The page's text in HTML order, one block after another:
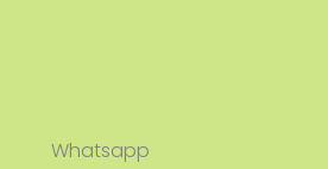
Whatsapp